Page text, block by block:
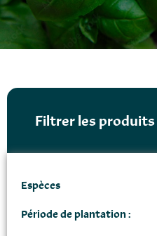
Filtrer les produits
Espèces
Période de plantation :